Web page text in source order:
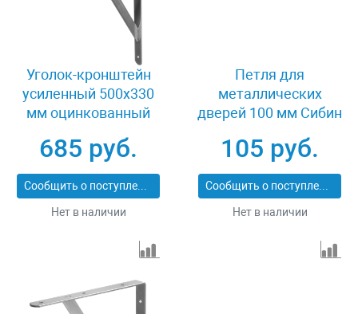
Уголок-кронштейн
усиленный 500х330
мм оцинкованный
685 руб.
Сообщить о поступлении
Нет в наличии
Петля для
металлических
дверей 100 мм Сибин
105 руб.
Сообщить о поступлении
Нет в наличии